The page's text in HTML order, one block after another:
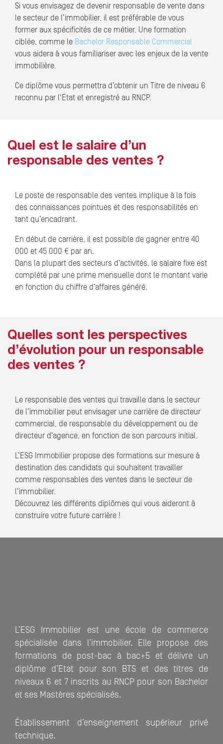
Si vous envisagez de devenir responsable de vente dans
le secteur de l’immobilier, il est préférable de vous
former aux spécificités de ce métier. Une formation
ciblée, comme le Bachelor Responsable Commercial
vous aidera à vous familiariser avec les enjeux de la vente
immobilière.
Ce diplôme vous permettra d’obtenir un Titre de niveau 6
reconnu par l'État et enregistré au RNCP.
Quel est le salaire d’un
responsable des ventes ?
Le poste de responsable des ventes implique à la fois
des connaissances pointues et des responsabilités en
tant qu’encadrant.
En début de carrière, il est possible de gagner entre 40
000 et 45 000 € par an.
Dans la plupart des secteurs d’activités, le salaire fixe est
complété par une prime mensuelle dont le montant varie
en fonction du chiffre d’affaires généré.
Quelles sont les perspectives
d’évolution pour un responsable
des ventes ?
Le responsable des ventes qui travaille dans le secteur
de l’immobilier peut envisager une carrière de directeur
commercial, de responsable du développement ou de
directeur d’agence, en fonction de son parcours initial.
L’ESG Immobilier propose des formations sur mesure à
destination des candidats qui souhaitent travailler
comme responsables des ventes dans le secteur de
l’immobilier.
Découvrez les différents diplômes qui vous aideront à
construire votre future carrière !
L’ESG Immobilier est une école de commerce
spécialisée dans l’immobilier. Elle propose des
formations de post-bac à bac+5 et délivre un
diplôme d’Etat pour son BTS et des titres de
niveaux 6 et 7 inscrits au RNCP pour son Bachelor
et ses Mastères spécialisés.
Établissement d’enseignement supérieur privé
technique.